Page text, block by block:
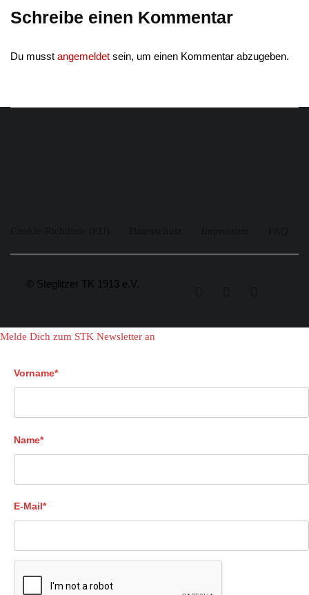
Schreibe einen Kommentar
Du musst angemeldet sein, um einen Kommentar abzugeben.
© Steglitzer TK 1913 e.V.
Melde Dich zum STK Newsletter an
Vorname*
Name*
E-Mail*